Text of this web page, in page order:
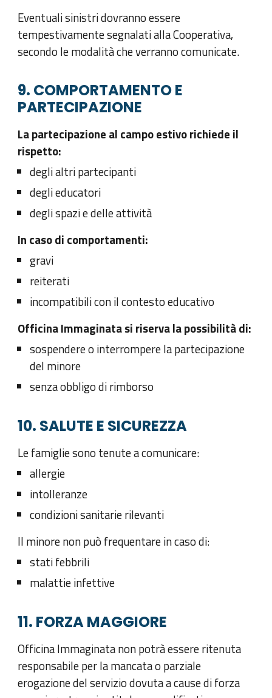
Eventuali sinistri dovranno essere
tempestivamente segnalati alla Cooperativa,
secondo le modalità che verranno comunicate.
9. COMPORTAMENTO E
PARTECIPAZIONE
La partecipazione al campo estivo richiede il
rispetto:
degli altri partecipanti
degli educatori
degli spazi e delle attività
In caso di comportamenti:
gravi
reiterati
incompatibili con il contesto educativo
Officina Immaginata si riserva la possibilità di:
sospendere o interrompere la partecipazione
del minore
senza obbligo di rimborso
10. SALUTE E SICUREZZA
Le famiglie sono tenute a comunicare:
allergie
intolleranze
condizioni sanitarie rilevanti
Il minore non può frequentare in caso di:
stati febbrili
malattie infettive
11. FORZA MAGGIORE
Officina Immaginata non potrà essere ritenuta
responsabile per la mancata o parziale
erogazione del servizio dovuta a cause di forza